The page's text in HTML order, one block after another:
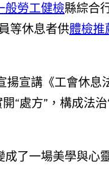
般勞工健檢縣綜合
等休息者供體檢推
宣講《工會休
“處方”，構成法
了一場美學與心